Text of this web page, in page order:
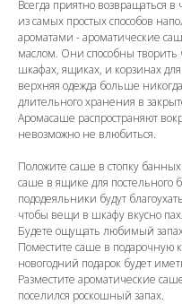
Всегда приятно возвращаться
из самых простых способов
ароматами - ароматические
маслом. Они способны
шкафах, ящиках, и корзинах
верхняя одежда больше
длительного хранения в
Аромасаше распространяют
невозможно не влюбиться.
Положите саше в стопку
саше в ящике для
пододеяльники будут
чтобы вещи в шкафу вкусно
Будете ощущать любимый
Поместите саше в подарочную
новогодний подарок будет
Разместите ароматические
поселился роскошный запах.